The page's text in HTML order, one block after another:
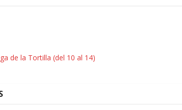
de la Tortilla (del 10 al 14)